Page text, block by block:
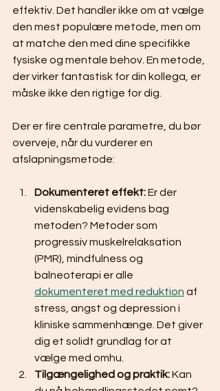
effektiv. Det handler ikke om at vælge
den mest populære metode, men om
at matche den med dine specifikke
fysiske og mentale behov. En metode,
der virker fantastisk for din kollega, er
måske ikke den rigtige for dig.
Der er fire centrale parametre, du bør
overveje, når du vurderer en
afslapningsmetode:
Dokumenteret effekt: Er der
videnskabelig evidens bag
metoden? Metoder som
progressiv muskelrelaksation
(PMR), mindfulness og
balneoterapi er alle
dokumenteret med reduktion af
stress, angst og depression i
kliniske sammenhænge. Det giver
dig et solidt grundlag for at
vælge med omhu.
Tilgængelighed og praktik: Kan